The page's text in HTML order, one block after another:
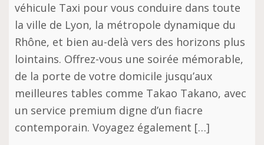
véhicule Taxi pour vous conduire dans toute
la ville de Lyon, la métropole dynamique du
Rhône, et bien au-delà vers des horizons plus
lointains. Offrez-vous une soirée mémorable,
de la porte de votre domicile jusqu’aux
meilleures tables comme Takao Takano, avec
un service premium digne d’un fiacre
contemporain. Voyagez également […]